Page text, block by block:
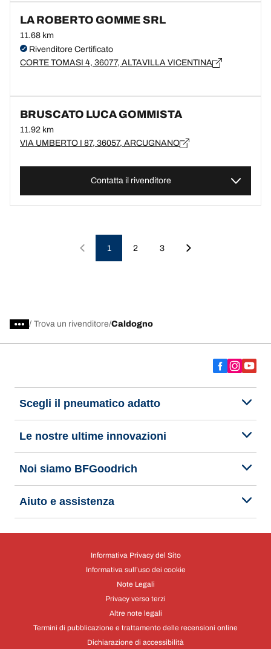
LA ROBERTO GOMME SRL
11.68 km
Rivenditore Certificato
CORTE TOMASI 4, 36077, ALTAVILLA VICENTINA
BRUSCATO LUCA GOMMISTA
11.92 km
VIA UMBERTO I 87, 36057, ARCUGNANO
Contatta il rivenditore
1 2 3
/ Trova un rivenditore Caldogno
Scegli il pneumatico adatto
Le nostre ultime innovazioni
Noi siamo BFGoodrich
Aiuto e assistenza
Informativa Privacy del Sito
Informativa sull’uso dei cookie
Note Legali
Privacy verso terzi
Altre note legali
Termini di pubblicazione e trattamento delle recensioni online
Dichiarazione di accessibilità